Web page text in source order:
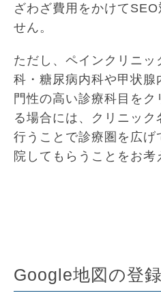
ざわざ費用をかけて
せん。
ただし、ペインクリニ
科・糖尿病内科や甲状
門性の高い診療科目を
る場合には、クリニッ
行うことで診療圏を広
院してもらうことをお考
Google地図の登録